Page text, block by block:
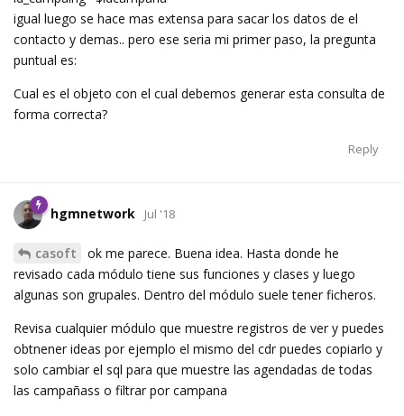
igual luego se hace mas extensa para sacar los datos de el
contacto y demas.. pero ese seria mi primer paso, la pregunta
puntual es:
Cual es el objeto con el cual debemos generar esta consulta de
forma correcta?
Reply
hgmnetwork Jul '18
casoft
ok me parece. Buena idea. Hasta donde he
revisado cada módulo tiene sus funciones y clases y luego
algunas son grupales. Dentro del módulo suele tener ficheros.
Revisa cualquier módulo que muestre registros de ver y puedes
obtnener ideas por ejemplo el mismo del cdr puedes copiarlo y
solo cambiar el sql para que muestre las agendadas de todas
las campañass o filtrar por campana